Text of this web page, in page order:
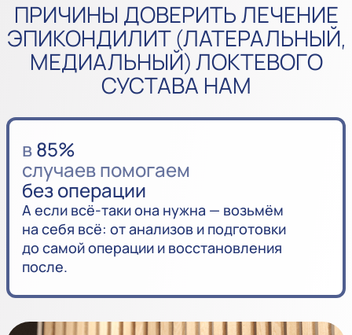
ПРИЧИНЫ ДОВЕРИТЬ ЛЕЧЕНИЕ
ЭПИКОНДИЛИТ (ЛАТЕРАЛЬНЫЙ,
МЕДИАЛЬНЫЙ) ЛОКТЕВОГО
СУСТАВА НАМ
в85%
случаев помогаем
без операции
А если всё-таки она нужна — возьмём
на себя всё: от анализов и подготовки
до самой операции и восстановления
после.